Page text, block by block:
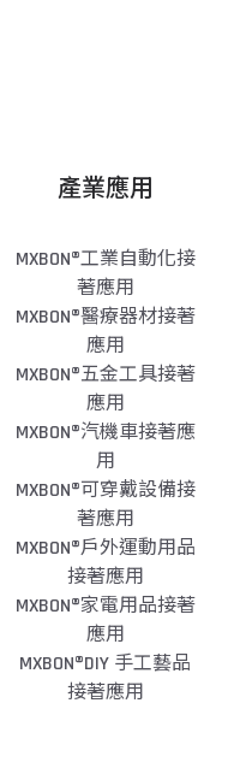
產業應用
MXBON®工業自動化接
著應用
MXBON®醫療器材接著
應用
MXBON®五金工具接著
應用
MXBON®汽機車接著應
用
MXBON®可穿戴設備接
著應用
MXBON®戶外運動用品
接著應用
MXBON®家電用品接著
應用
MXBON®DIY 手工藝品
接著應用